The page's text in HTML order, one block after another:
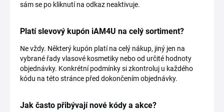
sám se po kliknutí na odkaz neaktivuje.
Platí slevový kupón iAM4U na celý sortiment?
Ne vždy. Některý kupón platí na celý nákup, jiný jen na
vybrané řady vlasové kosmetiky nebo od určité hodnoty
objednávky. Konkrétní podmínky si zkontroluj u každého
kódu na této stránce před dokončením objednávky.
Jak často přibývají nové kódy a akce?